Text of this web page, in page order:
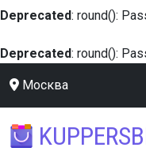
Deprecated: round():
Deprecated: round():
Москва